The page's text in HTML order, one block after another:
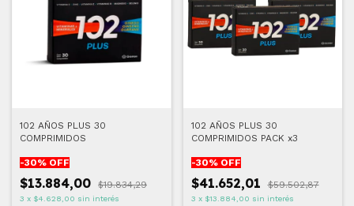
102 AÑOS PLUS 30
COMPRIMIDOS
-30% OFF
$13.884,00 $19.834,29
3 x $4.628,00 sin interés
102 AÑOS PLUS 30
COMPRIMIDOS PACK x3
-30% OFF
$41.652,01 $59.502,87
3 x $13.884,00 sin interés